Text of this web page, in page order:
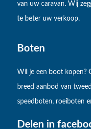
van uw caravan. Wij
te beter uw verkoop.
Boten
Wil je een boot kopen?
breed aanbod van
speedboten, roeiboten
Delen in